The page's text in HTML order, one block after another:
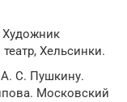
Художник
Хельсинки.
С. Пушкину.
Московский